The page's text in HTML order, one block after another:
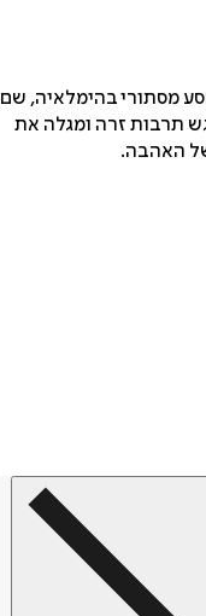
מסתורי בהימלאיה, שם
תרבות זרה ומגלה את
האהבה.